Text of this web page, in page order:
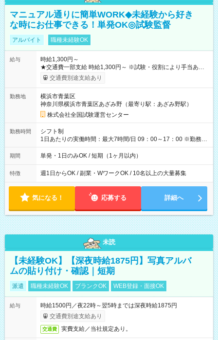
マニュアル通りに簡単WORK◆未経験から好き
な時にお仕事できる！単発OK◎試験監督
アルバイト 職種未経験OK
給与
時給1,300円～
★交通費一部支給 時給1,300円～ ※試験・役割により手当あり
※勤務回数により昇給あり 【即給（前払い）オプションあ
り！】 希望される場合、勤務から1週間ほどで給与の一部を受け
例】 ・河合塾模擬試験 8:30～17:30（休憩1時間） 時給1,300円
×8時間＝日収10,400円＋交通費 ※当日の役割により時給＋100
円の場合あり ・国家試験 7:00～13:30（休憩なし） 時給1,300
円（役割手当＋100円）×6時間＝日収8,400円＋交通費 【試用期
間】試用期間なし
交通費別途支給あり
勤務地
横浜市青葉区
神奈川県横浜市青葉区あざみ野（最寄り駅：あざみ野駅）
株式会社全国試験運営センター
勤務時間
シフト制
1日あたりの実働時間：最大7時間/日 09：00～17：00 ※勤務時
間は 試験により異なります。
期間 単発・1日のみOK / 短期（1ヶ月以内）
特徴 週1日からOK / 副業・WワークOK / 10名以上の大量募集
気になる！ 応募する 詳細へ
未読
【未経験OK】【深夜時給1875円】写真アルバ
ムの貼り付け・確認｜短期
派遣 職種未経験OK ブランクOK WEB登録・面接OK
給与
時給1500円／夜22時～翌5時までは深夜時給1875円
交通費別途支給あり
交通費 実費支給／当社規定あり。